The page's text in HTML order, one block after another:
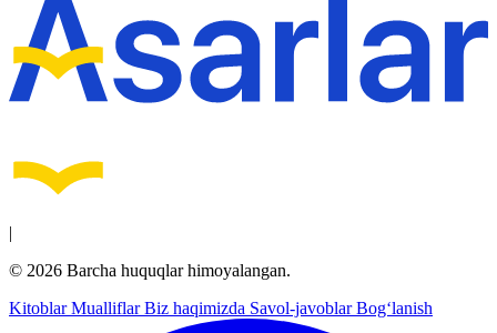
|
© 2026 Barcha huquqlar himoyalangan.
KitoblarMualliflarBiz haqimizda Savol-javoblarBog‘lanish